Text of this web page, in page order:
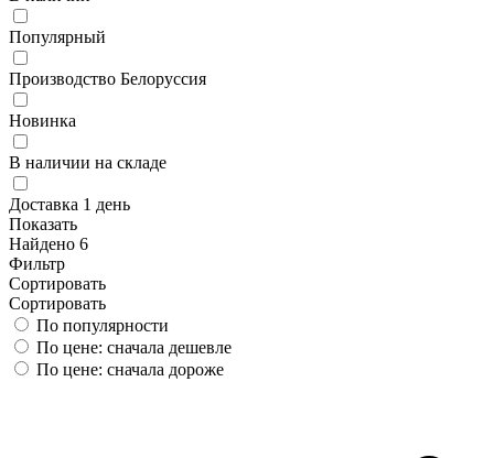
Популярный
Производство Белоруссия
Новинка
В наличии на складе
Доставка 1 день
Показать
Найдено 6
Фильтр
Сортировать
Сортировать
По популярности
По цене: сначала дешевле
По цене: сначала дороже